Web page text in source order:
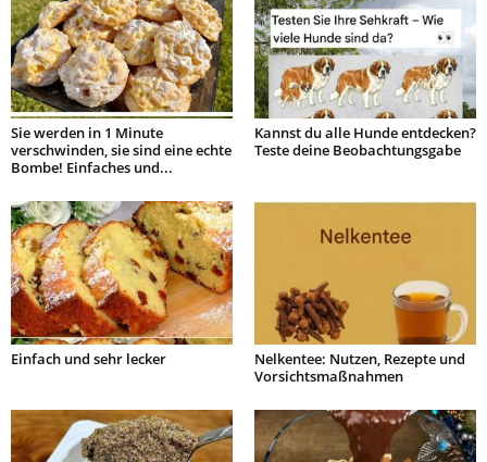
Sie werden in 1 Minute
verschwinden, sie sind eine echte
Bombe! Einfaches und...
Kannst du alle Hunde entdecken?
Teste deine Beobachtungsgabe
Einfach und sehr lecker
Nelkentee: Nutzen, Rezepte und
Vorsichtsmaßnahmen